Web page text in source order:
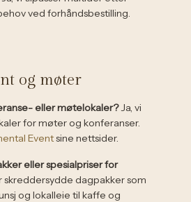
ved forhåndsbestilling.
og møter
eller møtelokaler?Ja, vi
for møter og konferanser.
Eventsine nettsider.
eller spesialpriser for
skreddersydde dagpakker som
og lokalleie til kaffe og